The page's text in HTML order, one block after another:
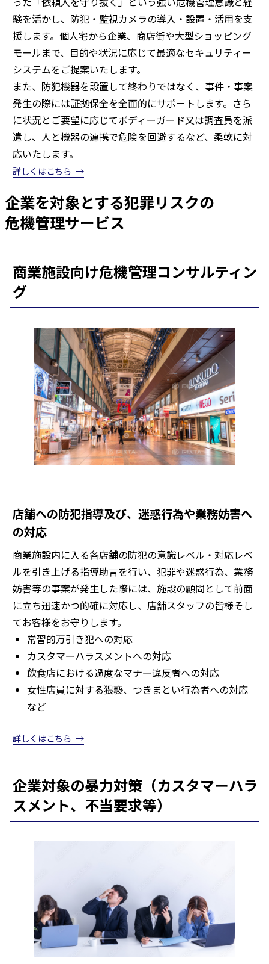
験を活かし、防犯・監視カメラの導入・設置・活用を支
援します。個人宅から企業、商店街や大型ショッピング
モールまで、目的や状況に応じて最適なセキュリティー
システムをご提案いたします。
また、防犯機器を設置して終わりではなく、事件・事案
発生の際には証拠保全を全面的にサポートします。さら
に状況とご要望に応じてボディーガード又は調査員を派
遣し、人と機器の連携で危険を回避するなど、柔軟に対
応いたします。
詳しくはこちら
企業を対象とする犯罪リスクの
危機管理サービス
商業施設向け危機管理コンサルティン
グ
店舗への防犯指導及び、迷惑行為や業務妨害へ
の対応
商業施設内に入る各店舗の防犯の意識レベル・対応レベ
ルを引き上げる指導助言を行い、犯罪や迷惑行為、業務
妨害等の事案が発生した際には、施設の顧問として前面
に立ち迅速かつ的確に対応し、店舗スタッフの皆様そし
てお客様をお守りします。
常習的万引き犯への対応
カスタマーハラスメントへの対応
飲食店における過度なマナー違反者への対応
女性店員に対する猥褻、つきまとい行為者への対応
など
詳しくはこちら
企業対象の暴力対策（カスタマーハラ
スメント、不当要求等）